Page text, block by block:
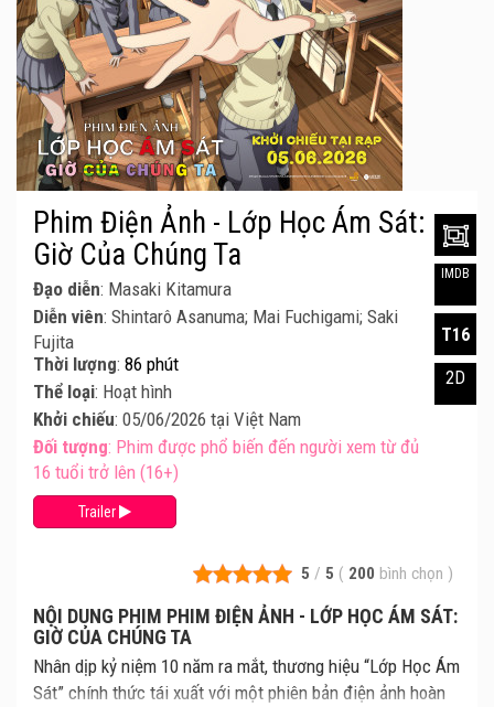
5 / 5 ( 200 bình chọn )
NỘI DUNG PHIM PHIM ĐIỆN ẢNH - LỚP HỌC ÁM SÁT:
GIỜ CỦA CHÚNG TA
Nhân dịp kỷ niệm 10 năm ra mắt, thương hiệu “Lớp Học Ám
Sát” chính thức tái xuất với một phiên bản điện ảnh hoàn
Phim Điện Ảnh - Lớp Học Ám Sát:
Giờ Của Chúng Ta
Đạo diễn: Masaki Kitamura
Diễn viên: Shintarô Asanuma; Mai Fuchigami; Saki
Fujita
Thời lượng: 86 phút
Thể loại: Hoạt hình
Khởi chiếu: 05/06/2026 tại Việt Nam
Đối tượng: Phim được phổ biến đến người xem từ đủ
16 tuổi trở lên (16+)
Trailer
IMDB
T16
2D